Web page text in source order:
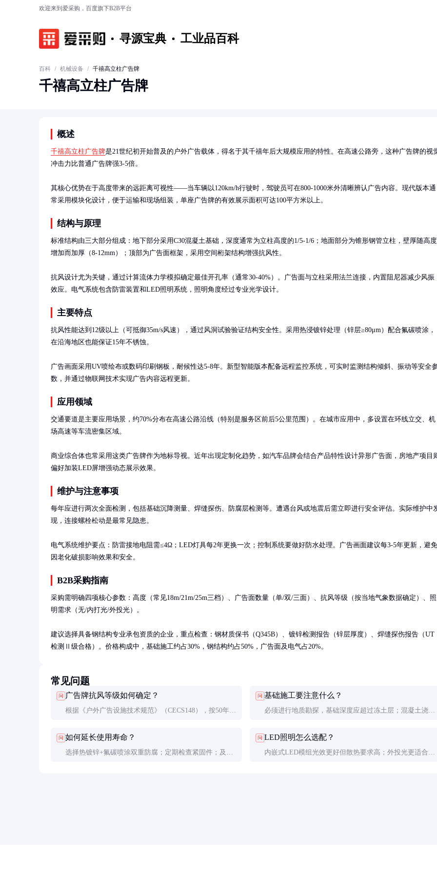
欢迎来到爱采购，百度旗下B2B平台
寻源宝典 工业品百科
百科 / 机械设备 / 千禧高立柱广告牌
千禧高立柱广告牌
概述
千禧高立柱广告牌是21世纪初开始普及的户外广告载体，得名于其千禧年后大规模应用的特性。在高速公路旁，这种广告牌的视
冲击力比普通广告牌强3-5倍。
其核心优势在于高度带来的远距离可视性——当车辆以120km/h行驶时，驾驶员可在800-1000米外清晰辨认广告内容。现代版本通
常采用模块化设计，便于运输和现场组装，单座广告牌的有效展示面积可达100平方米以上。
结构与原理
标准结构由三大部分组成：地下部分采用C30混凝土基础，深度通常为立柱高度的1/5-1/6；地面部分为锥形钢管立柱，壁厚随高度
增加而加厚（8-12mm）；顶部为广告面框架，采用空间桁架结构增强抗风性。
抗风设计尤为关键，通过计算流体力学模拟确定最佳开孔率（通常30-40%）。广告面与立柱采用法兰连接，内置阻尼器减少风振
效应。电气系统包含防雷装置和LED照明系统，照明角度经过专业光学设计。
主要特点
抗风性能达到12级以上（可抵御35m/s风速），通过风洞试验验证结构安全性。采用热浸镀锌处理（锌层≥80μm）配合氟碳喷涂，
在沿海地区也能保证15年不锈蚀。
广告画面采用UV喷绘布或数码印刷钢板，耐候性达5-8年。新型智能版本配备远程监控系统，可实时监测结构倾斜、振动等安全
数，并通过物联网技术实现广告内容远程更新。
应用领域
交通要道是主要应用场景，约70%分布在高速公路沿线（特别是服务区前后5公里范围）。在城市应用中，多设置在环线立交、机
场高速等车流密集区域。
商业综合体也常采用这类广告牌作为地标导视。近年出现定制化趋势，如汽车品牌会结合产品特性设计异形广告面，房地产项目
偏好加装LED屏增强动态展示效果。
维护与注意事项
每年应进行两次全面检测，包括基础沉降测量、焊缝探伤、防腐层检测等。遭遇台风或地震后需立即进行安全评估。实际维护中
现，连接螺栓松动是最常见隐患。
电气系统维护要点：防雷接地电阻需≤4Ω；LED灯具每2年更换一次；控制系统要做好防水处理。广告画面建议每3-5年更新，避免
因老化破损影响效果和安全。
B2B采购指南
采购需明确四项核心参数：高度（常见18m/21m/25m三档）、广告面数量（单/双/三面）、抗风等级（按当地气象数据确定）、照
明需求（无/内打光/外投光）。
建议选择具备钢结构专业承包资质的企业，重点检查：钢材质保书（Q345B）、镀锌检测报告（锌层厚度）、焊缝探伤报告（UT
检测Ⅱ级合格）。价格构成中，基础施工约占30%，钢结构约占50%，广告面及电气占20%。
常见问题
问 广告牌抗风等级如何确定？
根据《户外广告设施技术规范》（CECS148），按50年一
求≥12级抗风能力。
问 基础施工要注意什么？
必须进行地质勘探，基础深度应超过冻土层；混凝土浇筑
问 如何延长使用寿命？
选择热镀锌+氟碳喷涂双重防腐；定期检查紧固件；及时
问 LED照明怎么选配？
内嵌式LED模组光效更好但散热要求高；外投光更适合超